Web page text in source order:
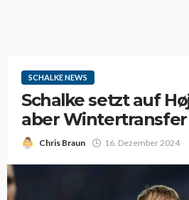
SCHALKE NEWS
Schalke setzt auf
aber
Chris Braun 16. Dezember 2024